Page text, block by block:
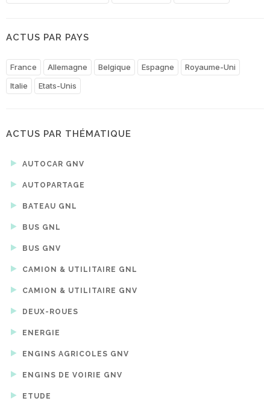
ACTUS PAR PAYS
France Allemagne Belgique Espagne
Royaume-Uni
Italie
Etats-Unis
ACTUS PAR THÉMATIQUE
AUTOCAR GNV
AUTOPARTAGE
BATEAU GNL
BUS GNL
BUS GNV
CAMION & UTILITAIRE GNL
CAMION & UTILITAIRE GNV
DEUX-ROUES
ENERGIE
ENGINS AGRICOLES GNV
ENGINS DE VOIRIE GNV
ETUDE